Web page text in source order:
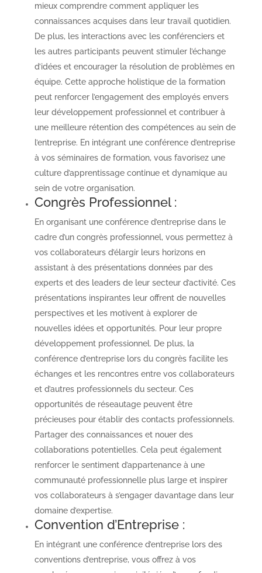
mieux comprendre comment appliquer les
connaissances acquises dans leur travail quotidien.
De plus, les interactions avec les conférenciers et
les autres participants peuvent stimuler l’échange
d’idées et encourager la résolution de problèmes en
équipe. Cette approche holistique de la formation
peut renforcer l’engagement des employés envers
leur développement professionnel et contribuer à
une meilleure rétention des compétences au sein de
l’entreprise. En intégrant une conférence d’entreprise
à vos séminaires de formation, vous favorisez une
culture d’apprentissage continue et dynamique au
sein de votre organisation.
Congrès Professionnel :
En organisant une conférence d’entreprise dans le
cadre d’un congrès professionnel, vous permettez à
vos collaborateurs d’élargir leurs horizons en
assistant à des présentations données par des
experts et des leaders de leur secteur d’activité. Ces
présentations inspirantes leur offrent de nouvelles
perspectives et les motivent à explorer de
nouvelles idées et opportunités. Pour leur propre
développement professionnel. De plus, la
conférence d’entreprise lors du congrès facilite les
échanges et les rencontres entre vos collaborateurs
et d’autres professionnels du secteur. Ces
opportunités de réseautage peuvent être
précieuses pour établir des contacts professionnels.
Partager des connaissances et nouer des
collaborations potentielles. Cela peut également
renforcer le sentiment d’appartenance à une
communauté professionnelle plus large et inspirer
vos collaborateurs à s’engager davantage dans leur
domaine d’expertise.
Convention d’Entreprise :
En intégrant une conférence d’entreprise lors des
conventions d’entreprise, vous offrez à vos